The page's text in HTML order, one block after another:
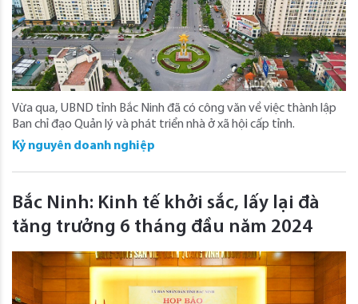
Vừa qua, UBND tỉnh Bắc Ninh đã có công văn về việc thành lập
Ban chỉ đạo Quản lý và phát triển nhà ở xã hội cấp tỉnh.
Kỷ nguyên doanh nghiệp
Bắc Ninh: Kinh tế khởi sắc, lấy lại đà
tăng trưởng 6 tháng đầu năm 2024